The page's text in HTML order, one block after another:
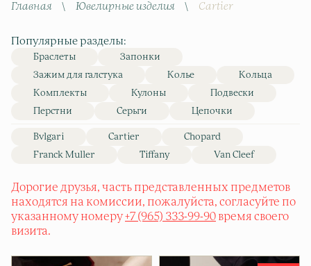
Главная \ Ювелирные изделия \ Cartier
Популярные разделы:
Браслеты
Запонки
Зажим для галстука
Колье
Кольца
Комплекты
Кулоны
Подвески
Перстни
Серьги Цепочки
Bvlgari Cartier
Chopard
Franck Muller
Tiffany Van Cleef
Дорогие друзья, часть представленных предметов
находятся на комиссии, пожалуйста, согласуйте по
указанному номеру+7 (965) 333-99-90 время своего
визита.